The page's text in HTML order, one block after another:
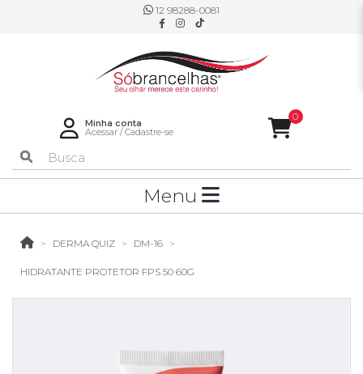
12 98288-0081
Minha conta
Acessar/Cadastre-se
0
Menu
DERMA QUIZ DM-16
HIDRATANTE PROTETOR FPS 50 60G